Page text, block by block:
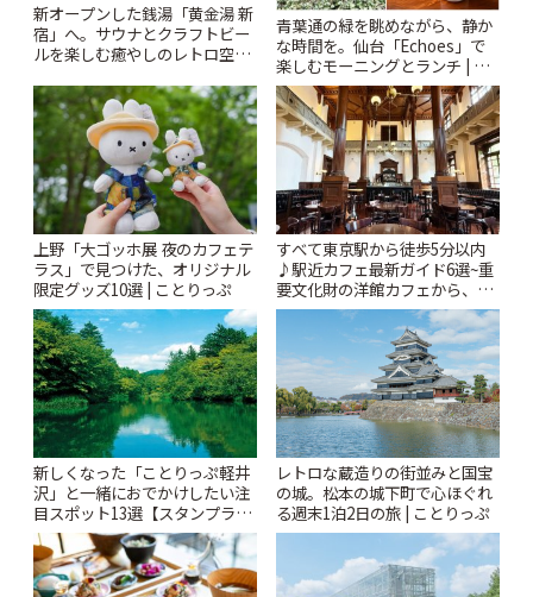
新オープンした銭湯「黄金湯 新
宿」へ。サウナとクラフトビー
ルを楽しむ癒やしのレトロ空間
青葉通の緑を眺めながら、静か
な時間を。仙台「Echoes」で
楽しむモーニングとランチ | こ
とりっぷ
上野「大ゴッホ展 夜のカフェテ
ラス」で見つけた、オリジナル
限定グッズ10選 | ことりっぷ
すべて東京駅から徒歩5分以内
♪駅近カフェ最新ガイド6選~重
要文化財の洋館カフェから、改
札すぐのレトロ喫茶まで~ | こと
新しくなった「ことりっぷ軽井
沢」と一緒におでかけしたい注
目スポット13選【スタンプラリ
ー開催中】 | ことりっぷ
レトロな蔵造りの街並みと国宝
の城。松本の城下町で心ほぐれ
る週末1泊2日の旅 | ことりっぷ